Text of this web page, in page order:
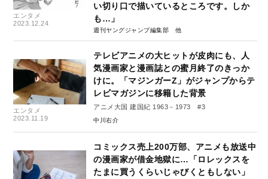
エンタメ
2023.12.24
い切り口で描いているところです。しか
も…」
週刊ヤングジャンプ編集部
エンタメ
2023.11.19
テレビアニメの大ヒットが皮肉にも、人
気漫画家と漫画誌との蜜月終了のきっか
けに。「マジンガーZ」がジャンプからテ
レビマガジンに移籍した背景
アニメ大国 建国紀 1963－1973 #3
中川右介
コミックス売上200万部、アニメも放送中
の漫画家が借金地獄に…「ロレックスを
たまに買うくらいじゃびくともしない」